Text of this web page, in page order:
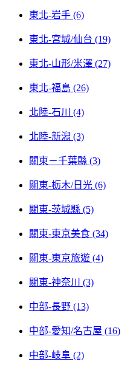
東北-岩手 (6)
東北-宮城/仙台 (19)
東北-山形/米澤 (27)
東北-福島 (26)
北陸-石川 (4)
北陸-新潟 (3)
關東－千葉縣 (3)
關東-栃木/日光 (6)
關東-茨城縣 (5)
關東-東京美食 (34)
關東-東京旅遊 (4)
關東-神奈川 (3)
中部-長野 (13)
中部-愛知/名古屋 (16)
中部-岐阜 (2)